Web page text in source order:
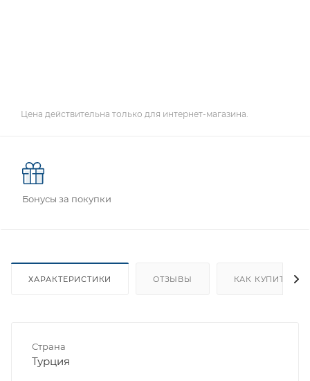
Цена действительна только для интернет-магазина.
Бонусы за покупки
ХАРАКТЕРИСТИКИ ОТЗЫВЫ КАК КУПИТЬ
Страна
Турция